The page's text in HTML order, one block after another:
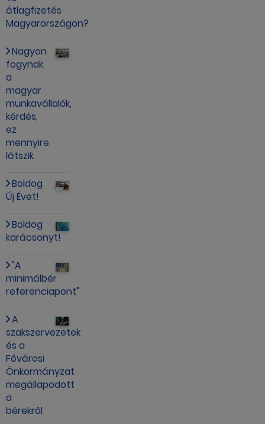
átlagfizetés
Magyarországon?
Nagyon
fogynak
a
magyar
munkavállalók,
kérdés,
ez
mennyire
látszik
Boldog
Új Évet!
Boldog
karácsonyt!
"A
minimálbér
referenciapont"
A
szakszervezetek
és a
Fővárosi
Önkormányzat
megállapodott
a
bérekről